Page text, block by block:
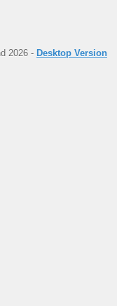
2026 - Desktop Version